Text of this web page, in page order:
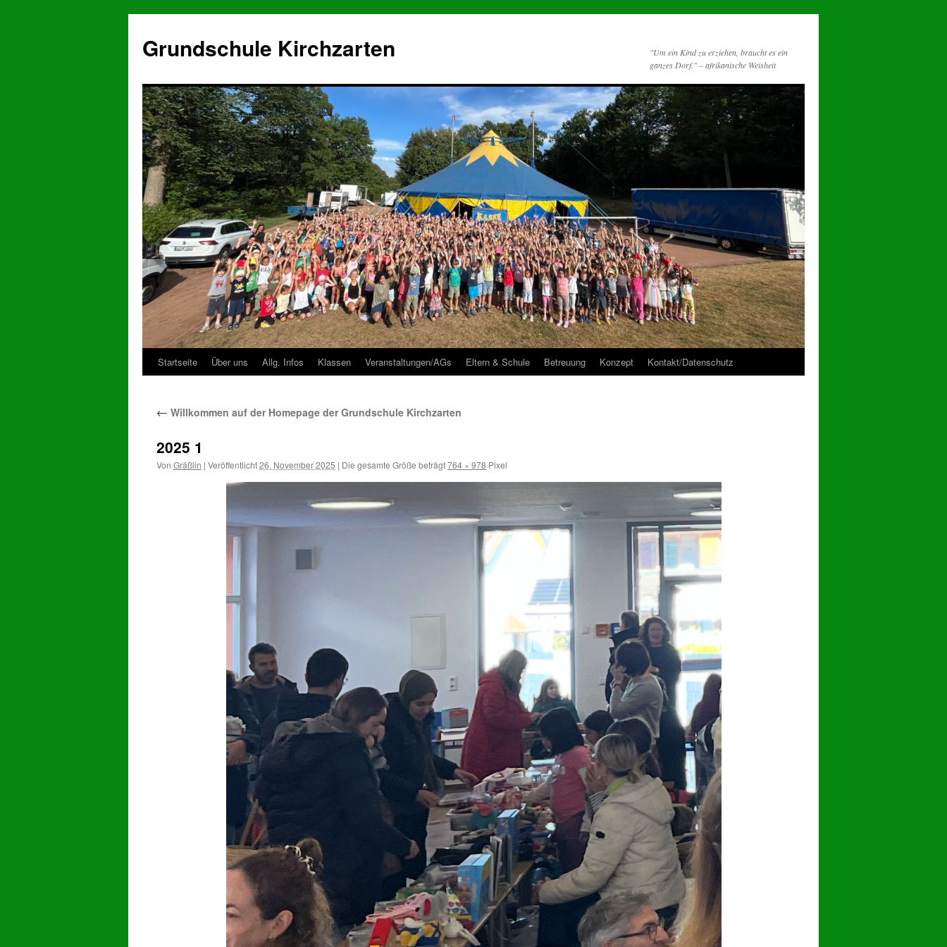
Grundschule Kirchzarten
"Um ein Kind zu erziehen, braucht es ein
ganzes Dorf." – afrikanische Weisheit
Zum
springen
Startseite Über uns Allg. Infos Klassen Veranstaltungen/AGs Eltern & Schule Betreuung Konzept Kontakt/Datenschutz
← Willkommen auf der Homepage der Grundschule Kirchzarten
2025 1
Von Gräßlin | Veröffentlicht26. November 2025 | Die gesamte Größe beträgt764 × 978 Pixel